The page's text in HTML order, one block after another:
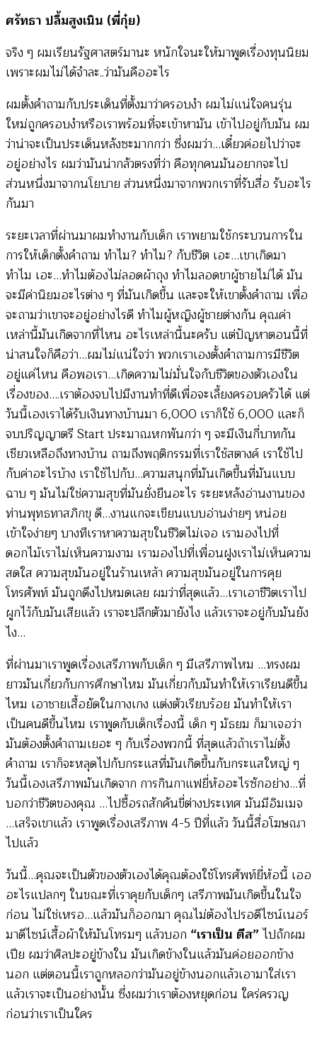
ศรัทธา ปลื้มสูงเนิน (พี่กุ๋ย)
จริง ๆ ผมเรียนรัฐศาสตร์มานะ หนักใจนะให้มาพูดเรื่องทุนนิยม
เพราะผมไม่ได้จำละ..ว่ามันคืออะไร
ผมตั้งคำถามกับประเด็นที่ตั้งมาว่าครอบงำ ผมไม่แน่ใจคนรุ่น
ใหม่ถูกครอบงำหรือเราพร้อมที่จะเข้าหามัน เข้าไปอยู่กับมัน ผม
ว่าน่าจะเป็นประเด็นหลังซะมากกว่า ซึ่งผมว่า…เดี๋ยวค่อยไปว่าจะ
อยู่อย่างไร ผมว่ามันน่ากลัวตรงที่ว่า คือทุกคนมันอยากจะไป
ส่วนหนึ่งมาจากนโยบาย ส่วนหนึ่งมาจากพวกเราที่รับสื่อ รับอะไร
กันมา
ระยะเวลาที่ผ่านมาผมทำงานกับเด็ก เราพยามใช้กระบวนการใน
การให้เด็กตั้งคำถาม ทำไม? ทำไม? กับชีวิต เอะ…เขาเกิดมา
ทำไม เอะ…ทำไมต้องไม่ลอดผ้าถุง ทำไมลอดขาผู้ชายไม่ได้ มัน
จะมีค่านิยมอะไรต่าง ๆ ที่มันเกิดขึ้น และจะให้เขาตั้งคำถาม เพื่อ
จะถามว่าเขาจะอยู่อย่างไรดี ทำไมผู้หญิงผู้ชายต่างกัน คุณค่า
เหล่านี้มันเกิดจากที่ไหน อะไรเหล่านี้นะครับ แต่ปัญหาตอนนี้ที่
น่าสนใจก็คือว่า…ผมไม่แน่ใจว่า พวกเราเองตั้งคำถามการมีชีวิต
อยู่แค่ไหน คือพอเรา…เกิดความไม่มั่นใจกับชีวิตของตัวเองใน
เรื่องของ….เราต้องจบไปมีงานทำที่ดีเพื่อจะเลี้ยงครอบครัวได้ แต่
วันนี้เองเราได้รับเงินทางบ้านมา 6,000 เราก็ใช้ 6,000 และก็
จบปริญญาตรี Start ประมาณหกพันกว่า ๆ จะมีเงินกี่บาทกัน
เชียวเหลือถึงทางบ้าน ถามถึงพฤติกรรมที่เราใช้สตางค์ เราใช้ไป
กับค่าอะไรบ้าง เราใช้ไปกับ…ความสนุกที่มันเกิดขึ้นที่มันแบบ
ฉาบ ๆ มันไม่ใช่ความสุขที่มันยั่งยืนอะไร ระยะหลังอ่านงานของ
ท่านพุทธทาสภิกขุ ดี…งานแกจะเขียนแบบอ่านง่ายๆ หน่อย
เข้าใจง่ายๆ บางทีเราหาความสุขในชีวิตไม่เจอ เรามองไปที่
ดอกไม้เราไม่เห็นความงาม เรามองไปที่เพื่อนฝูงเราไม่เห็นความ
สดใส ความสุขมันอยู่ในร้านเหล้า ความสุขมันอยู่ในการคุย
โทรศัพท์ มันถูกดึงไปหมดเลย ผมว่าที่สุดแล้ว…เราเอาชีวิตเราไป
ผูกไว้กับมันเสียแล้ว เราจะปลีกตัวมายังไง แล้วเราจะอยู่กับมันยัง
ไง…
ที่ผ่านมาเราพูดเรื่องเสรีภาพกับเด็ก ๆ มีเสรีภาพไหม …ทรงผม
ยาวมันเกี่ยวกับการศึกษาไหม มันเกี่ยวกับมันทำให้เราเรียนดีขึ้น
ไหม เอาชายเสื้อยัดในกางเกง แต่งตัวเรียบร้อย มันทำให้เรา
เป็นคนดีขึ้นไหม เราพูดกับเด็กเรื่องนี้ เด็ก ๆ มัธยม ก็มาเจอว่า
มันต้องตั้งคำถามเยอะ ๆ กับเรื่องพวกนี้ ที่สุดแล้วถ้าเราไม่ตั้ง
คำถาม เราก็จะหลุดไปกับกระแสที่มันเกิดขึ้นกับกระแสใหญ่ ๆ
วันนี้เองเสรีภาพมันเกิดจาก การกินกาแฟยี่ห้ออะไรซักอย่าง…ที่
บอกว่าชีวิตของคุณ …ไปซื้อรถสักคันขี่ต่างประเทศ มันมีอิมเมจ
…เสร็จเขาแล้ว เราพูดเรื่องเสรีภาพ 4-5 ปีที่แล้ว วันนี้สื่อโฆษณา
ไปแล้ว
วันนี้…คุณจะเป็นตัวของตัวเองได้คุณต้องใช้โทรศัพท์ยี่ห้อนี้ เออ
อะไรแปลกๆ ในขณะที่เราคุยกับเด็กๆ เสรีภาพมันเกิดขึ้นในใจ
ก่อน ไม่ใช่เหรอ…แล้วมันก็ออกมา คุณไม่ต้องไปรอดีไซน์เนอร์
มาดีไซน์เสื้อผ้าให้มันโทรมๆ แล้วบอก “เราเป็น ตีส”ไปถักผม
เปีย ผมว่าศิลปะอยู่ข้างใน มันเกิดข้างในแล้วมันค่อยออกข้าง
นอก แต่ตอนนี้เราถูกหลอกว่ามันอยู่ข้างนอกแล้วเอามาใส่เรา
แล้วเราจะเป็นอย่างนั้น ซึ่งผมว่าเราต้องหยุดก่อน ใคร่ครวญ
ก่อนว่าเราเป็นใคร